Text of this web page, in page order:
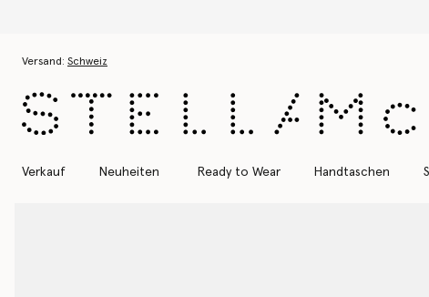
Versand: Schweiz
Verkauf Neuheiten Ready to Wear Handtaschen